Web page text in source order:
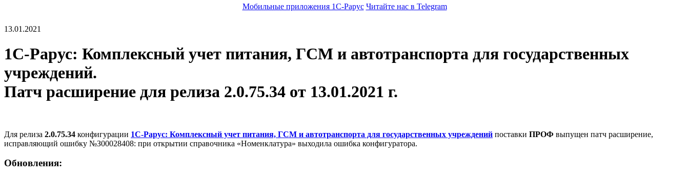
Мобильные приложения 1С-Рарус Читайте нас в Telegram
13.01.2021
1С-Рарус: Комплексный учет питания, ГСМ и автотранспорта для государственных
учреждений.
Патч расширение для релиза 2.0.75.34 от 13.01.2021 г.
Для релиза 2.0.75.34 конфигурации 1С-Рарус: Комплексный учет питания, ГСМ и автотранспорта для государственных учреждений поставки ПРОФ выпущен патч расширение,
исправляющий ошибку №З00028408: при открытии справочника «Номенклатура» выходила ошибка конфигуратора.
Обновления: